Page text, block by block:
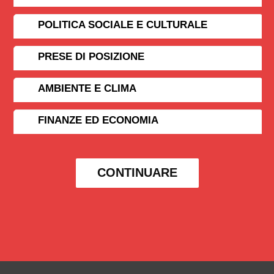
POLITICA SOCIALE E CULTURALE
PRESE DI POSIZIONE
AMBIENTE E CLIMA
FINANZE ED ECONOMIA
CONTINUARE